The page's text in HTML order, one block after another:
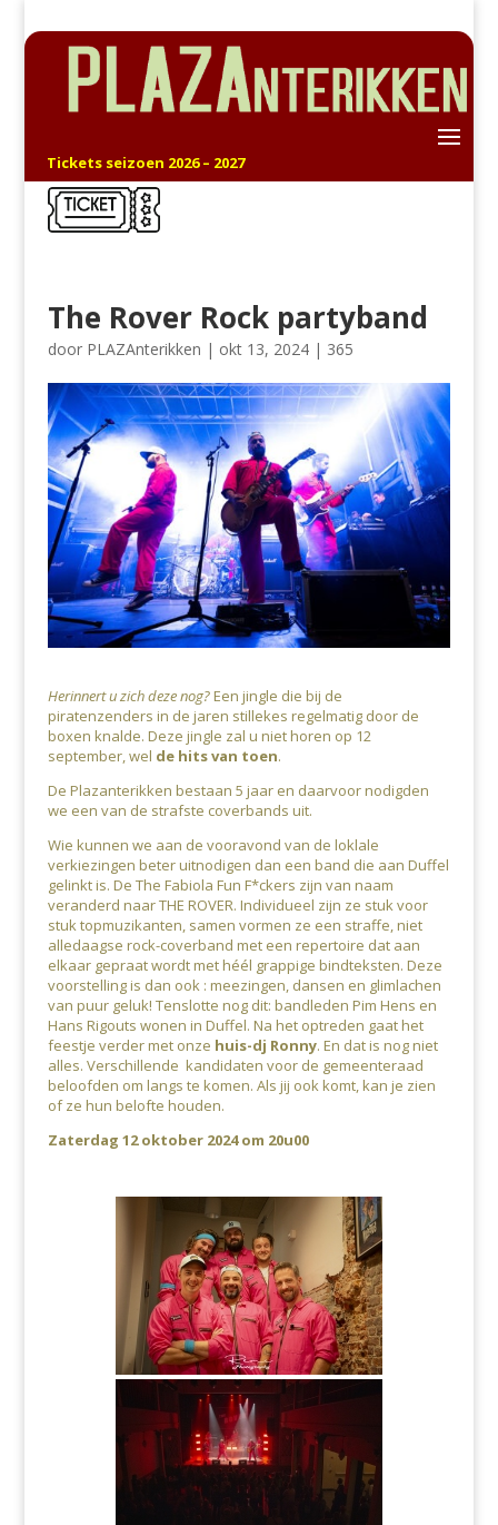
Tickets seizoen 2026 – 2027
The Rover Rock partyband
door PLAZAnterikken | okt 13, 2024| 365
Herinnert u zich deze nog?Een jingle die bij de
piratenzenders in de jaren stillekes regelmatig door de
boxen knalde. Deze jingle zal u niet horen op 12
september, wel de hits van toen.
De Plazanterikken bestaan 5 jaar en daarvoor nodigden
we een van de strafste coverbands uit.
Wie kunnen we aan de vooravond van de loklale
verkiezingen beter uitnodigen dan een band die aan Duffel
gelinkt is. De The Fabiola Fun F*ckers zijn van naam
veranderd naar THE ROVER. Individueel zijn ze stuk voor
stuk topmuzikanten, samen vormen ze een straffe, niet
alledaagse rock-coverband met een repertoire dat aan
elkaar gepraat wordt met héél grappige bindteksten. Deze
voorstelling is dan ook : meezingen, dansen en glimlachen
van puur geluk! Tenslotte nog dit: bandleden Pim Hens en
Hans Rigouts wonen in Duffel. Na het optreden gaat het
feestje verder met onze huis-dj Ronny. En dat is nog niet
alles. Verschillende kandidaten voor de gemeenteraad
beloofden om langs te komen. Als jij ook komt, kan je zien
of ze hun belofte houden.
Zaterdag 12 oktober 2024 om 20u00